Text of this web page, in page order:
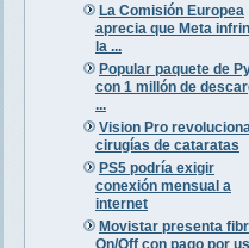
La Comisión Europea
aprecia que Meta
la ...
Popular paquete de
con 1 millón de
...
Vision Pro
cirugías de cataratas
PS5 podría exigir
conexión mensual a
internet
Movistar presenta
On/Off con pago por